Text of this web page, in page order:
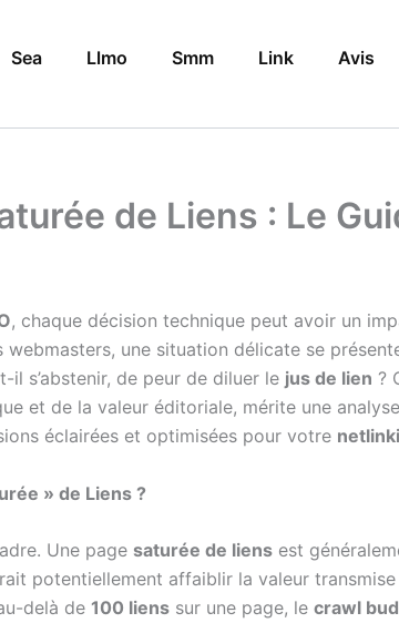
Sea Llmo Smm Link Avis
de Liens : Le
, chaque décision technique peut avoir un
webmasters, une situation délicate se
il s’abstenir, de peur de diluer le jus de lien ?
et de la valeur éditoriale, mérite une
éclairées et optimisées pour votre
» de Liens ?
Une page saturée de liens est
potentiellement affaiblir la valeur transmise
delà de 100 liens sur une page, le crawl